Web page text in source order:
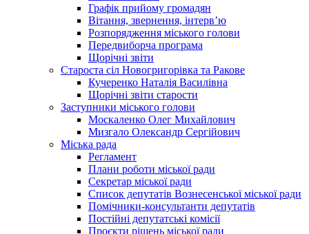
Графік прийому громадян
Вітання, звернення, інтерв’ю
Розпорядження міського голови
Передвиборча програма
Щорічні звіти
Староста сіл Новогригорівка та Ракове
Кучеренко Наталія Василівна
Щорічні звіти старости
Заступники міського голови
Москаленко Олег Михайлович
Мизгало Олександр Сергійович
Міська рада
Регламент
Плани роботи міської ради
Секретар міської ради
Список депутатів Вознесенської міської ради
Помічники-консультанти депутатів
Постійні депутатські комісії
Проєкти рішень міської ради